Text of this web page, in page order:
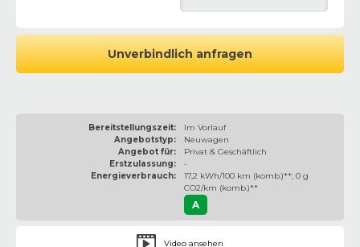
Unverbindlich anfragen
Bereitstellungszeit:
Im Vorlauf
Angebotstyp:
Neuwagen
Angebot für:
Privat & Geschäftlich
Erstzulassung:
-
Energieverbrauch:
17,2 kWh/100 km (komb.)**; 0 g
CO2/km (komb.)**
A
Video ansehen